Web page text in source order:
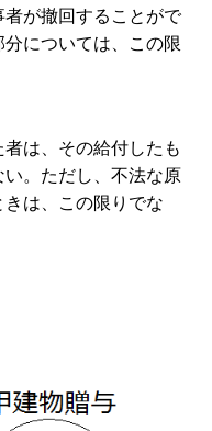
が撤回することがで
については、この限
は、その給付したも
。ただし、不法な原
は、この限りでな